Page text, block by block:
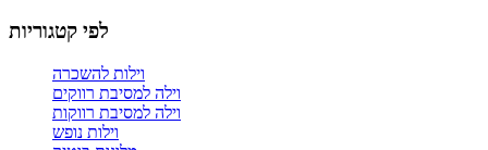
לפי קטגוריות
וילות להשכרה
וילה למסיבת רווקים
וילה למסיבת רווקות
וילות נופש